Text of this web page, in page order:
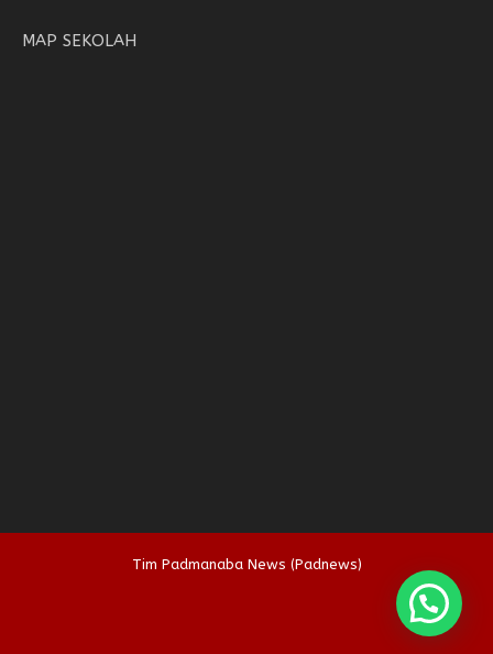
MAP SEKOLAH
Tim Padmanaba News (Padnews)